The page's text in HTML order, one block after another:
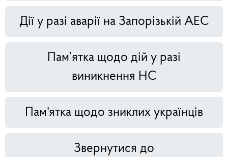
Дії у разі аварії на Запорізькій АЕС
Пам’ятка щодо дій у разі
виникнення НС
Пам'ятка щодо зниклих українців
Звернутися до